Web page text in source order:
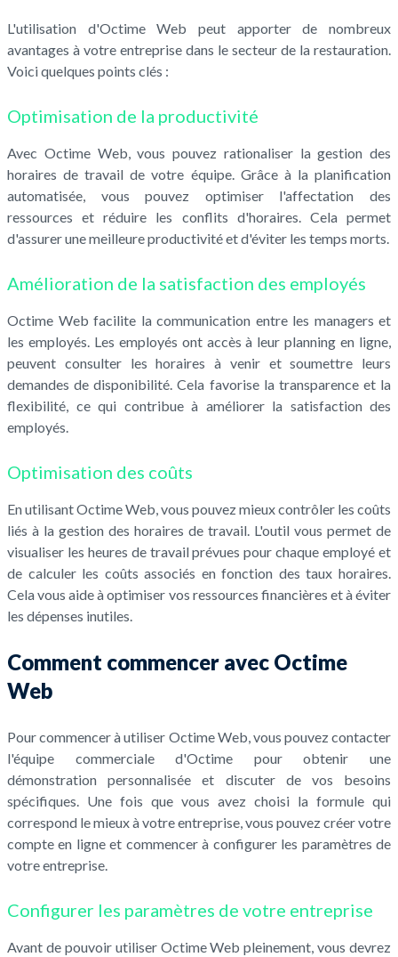
L'utilisation d'Octime Web peut apporter de nombreux
avantages à votre entreprise dans le secteur de la restauration.
Voici quelques points clés :
Optimisation de la productivité
Avec Octime Web, vous pouvez rationaliser la gestion des
horaires de travail de votre équipe. Grâce à la planification
automatisée, vous pouvez optimiser l'affectation des
ressources et réduire les conflits d'horaires. Cela permet
d'assurer une meilleure productivité et d'éviter les temps morts.
Amélioration de la satisfaction des employés
Octime Web facilite la communication entre les managers et
les employés. Les employés ont accès à leur planning en ligne,
peuvent consulter les horaires à venir et soumettre leurs
demandes de disponibilité. Cela favorise la transparence et la
flexibilité, ce qui contribue à améliorer la satisfaction des
employés.
Optimisation des coûts
En utilisant Octime Web, vous pouvez mieux contrôler les coûts
liés à la gestion des horaires de travail. L'outil vous permet de
visualiser les heures de travail prévues pour chaque employé et
de calculer les coûts associés en fonction des taux horaires.
Cela vous aide à optimiser vos ressources financières et à éviter
les dépenses inutiles.
Comment commencer avec Octime
Web
Pour commencer à utiliser Octime Web, vous pouvez contacter
l'équipe commerciale d'Octime pour obtenir une
démonstration personnalisée et discuter de vos besoins
spécifiques. Une fois que vous avez choisi la formule qui
correspond le mieux à votre entreprise, vous pouvez créer votre
compte en ligne et commencer à configurer les paramètres de
votre entreprise.
Configurer les paramètres de votre entreprise
Avant de pouvoir utiliser Octime Web pleinement, vous devrez